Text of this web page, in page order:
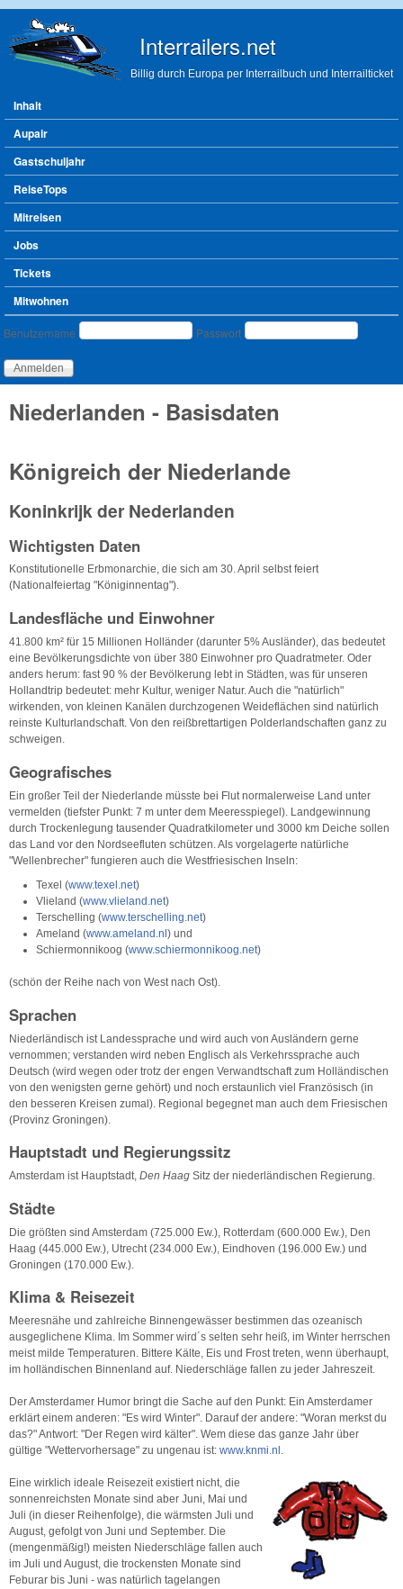
Interrailers.net
Billig durch Europa per Interrailbuch und Interrailticket
Hauptmenü
Inhalt
Aupair
Gastschuljahr
ReiseTops
Mitreisen
Jobs
Tickets
Mitwohnen
Benutzeranmeldung
Benutzername Passwort
Niederlanden - Basisdaten
Königreich der Niederlande
Koninkrijk der Nederlanden
Wichtigsten Daten
Konstitutionelle Erbmonarchie, die sich am 30. April selbst feiert
(Nationalfeiertag "Königinnentag").
Landesfläche und Einwohner
41.800 km² für 15 Millionen Holländer (darunter 5% Ausländer), das bedeutet
eine Bevölkerungsdichte von über 380 Einwohner pro Quadratmeter. Oder
anders herum: fast 90 % der Bevölkerung lebt in Städten, was für unseren
Hollandtrip bedeutet: mehr Kultur, weniger Natur. Auch die "natürlich"
wirkenden, von kleinen Kanälen durchzogenen Weideflächen sind natürlich
reinste Kulturlandschaft. Von den reißbrettartigen Polderlandschaften ganz zu
schweigen.
Geografisches
Ein großer Teil der Niederlande müsste bei Flut normalerweise Land unter
vermelden (tiefster Punkt: 7 m unter dem Meeresspiegel). Landgewinnung
durch Trockenlegung tausender Quadratkilometer und 3000 km Deiche sollen
das Land vor den Nordseefluten schützen. Als vorgelagerte natürliche
"Wellenbrecher" fungieren auch die Westfriesischen Inseln:
Texel (www.texel.net)
Vlieland (www.vlieland.net)
Terschelling (www.terschelling.net)
Ameland (www.ameland.nl ) und
Schiermonnikoog (www.schiermonnikoog.net)
(schön der Reihe nach von West nach Ost).
Sprachen
Niederländisch ist Landessprache und wird auch von Ausländern gerne
vernommen; verstanden wird neben Englisch als Verkehrssprache auch
Deutsch (wird wegen oder trotz der engen Verwandtschaft zum Holländischen
von den wenigsten gerne gehört) und noch erstaunlich viel Französisch (in
den besseren Kreisen zumal). Regional begegnet man auch dem Friesischen
(Provinz Groningen).
Hauptstadt und Regierungssitz
Amsterdam ist Hauptstadt, Den Haag Sitz der niederländischen Regierung.
Städte
Die größten sind Amsterdam (725.000 Ew.), Rotterdam (600.000 Ew.), Den
Haag (445.000 Ew.), Utrecht (234.000 Ew.), Eindhoven (196.000 Ew.) und
Groningen (170.000 Ew.).
Klima & Reisezeit
Meeresnähe und zahlreiche Binnengewässer bestimmen das ozeanisch
ausgeglichene Klima. Im Sommer wird´s selten sehr heiß, im Winter herrschen
meist milde Temperaturen. Bittere Kälte, Eis und Frost treten, wenn überhaupt,
im holländischen Binnenland auf. Niederschläge fallen zu jeder Jahreszeit.
Der Amsterdamer Humor bringt die Sache auf den Punkt: Ein Amsterdamer
erklärt einem anderen: "Es wird Winter". Darauf der andere: "Woran merkst du
das?" Antwort: "Der Regen wird kälter". Wem diese das ganze Jahr über
gültige "Wettervorhersage" zu ungenau ist: www.knmi.nl .
Eine wirklich ideale Reisezeit existiert nicht, die
sonnenreichsten Monate sind aber Juni, Mai und
Juli (in dieser Reihenfolge), die wärmsten Juli und
August, gefolgt von Juni und September. Die
(mengenmäßig!) meisten Niederschläge fallen auch
im Juli und August, die trockensten Monate sind
Feburar bis Juni - was natürlich tagelangen